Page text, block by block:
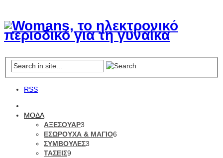
RSS
ΜΟΔΑ
ΑΞΕΣΟΥΑΡ3
ΕΣΩΡΟΥΧΑ & ΜΑΓΙΟ6
ΣΥΜΒΟΥΛΕΣ3
ΤΑΣΕΙΣ9